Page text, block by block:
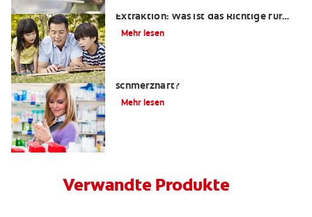
Extraktion: Was ist das Richtige für
mich?
Mehr lesen
schmerzhaft?
Mehr lesen
Verwandte Produkte